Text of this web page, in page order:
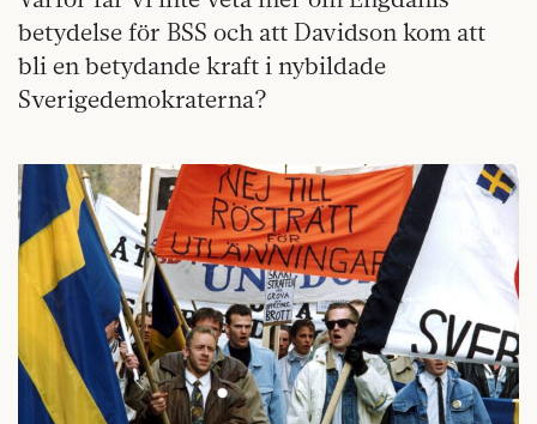
betydelse för BSS och att Davidson kom att
bli en betydande kraft i nybildade
Sverigedemokraterna?